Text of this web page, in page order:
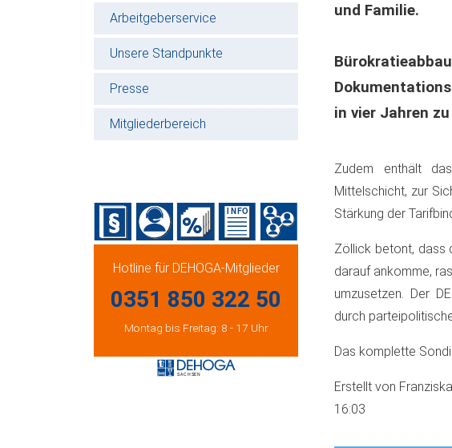
Arbeitgeberservice
Unsere Standpunkte
Presse
Mitgliederbereich
Hotline für DEHOGA-Mitglieder
0351 850 322 50
Montag bis Freitag: 8 - 17 Uhr
und Familie.
in vier Jahren
Zudem enthält
Mittelschicht, zur
Stärkung der
Zöllick betont, dass
darauf ankomme,
umzusetzen. Der
durch
Das komplette
Erstellt von
16:03